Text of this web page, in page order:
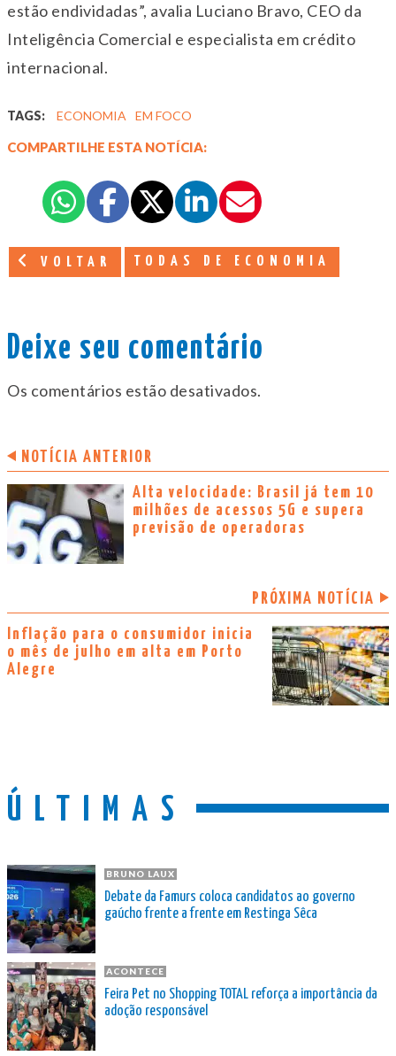
estão endividadas”, avalia Luciano Bravo, CEO da
Inteligência Comercial e especialista em crédito
internacional.
TAGS: ECONOMIA EM FOCO
COMPARTILHE ESTA NOTÍCIA:
VOLTAR TODAS DE ECONOMIA
Deixe seu comentário
Os comentários estão desativados.
NOTÍCIA ANTERIOR
Alta velocidade: Brasil já tem 10
milhões de acessos 5G e supera
previsão de operadoras
PRÓXIMA NOTÍCIA
Inflação para o consumidor inicia
o mês de julho em alta em Porto
Alegre
ÚLTIMAS
BRUNO LAUX
Debate da Famurs coloca candidatos ao governo
gaúcho frente a frente em Restinga Sêca
ACONTECE
Feira Pet no Shopping TOTAL reforça a importância da
adoção responsável